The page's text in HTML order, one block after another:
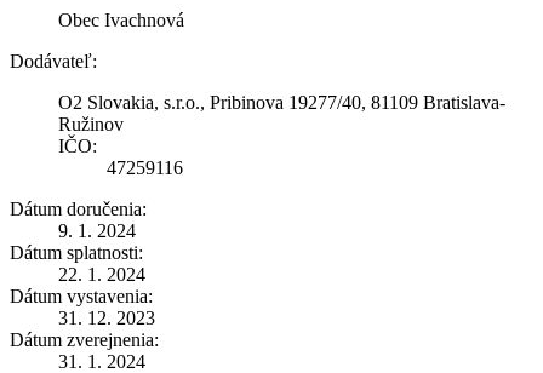
Obec Ivachnová
Dodávateľ:
O2 Slovakia, s.r.o., Pribinova 19277/40, 81109 Bratislava-
Ružinov
IČO:
47259116
Dátum doručenia:
9. 1. 2024
Dátum splatnosti:
22. 1. 2024
Dátum vystavenia:
31. 12. 2023
Dátum zverejnenia:
31. 1. 2024